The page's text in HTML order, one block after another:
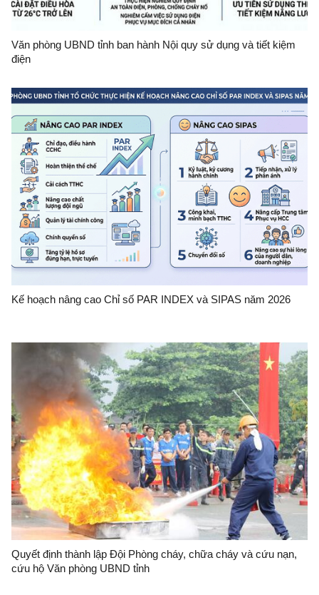
Văn phòng UBND tỉnh ban hành Nội quy sử dụng và tiết kiệm
điện
Kế hoạch nâng cao Chỉ số PAR INDEX và SIPAS năm 2026
Quyết định thành lập Đội Phòng cháy, chữa cháy và cứu nạn,
cứu hộ Văn phòng UBND tỉnh